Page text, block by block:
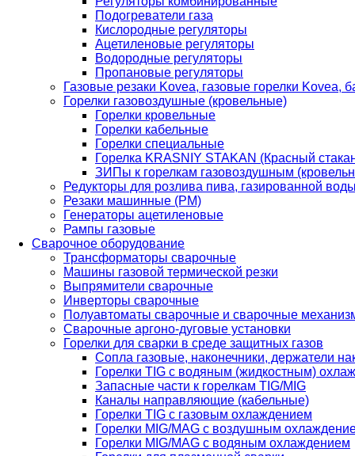
Подогреватели газа
Кислородные регуляторы
Ацетиленовые регуляторы
Водородные регуляторы
Пропановые регуляторы
Газовые резаки Kovea, газовые горелки Kovea,
Горелки газовоздушные (кровельные)
Горелки кровельные
Горелки кабельные
Горелки специальные
Горелка KRASNIY STAKAN (Красный
ЗИПы к горелкам газовоздушным
Редукторы для розлива пива, газированной
Резаки машинные (РМ)
Генераторы ацетиленовые
Рампы газовые
Сварочное оборудование
Трансформаторы сварочные
Машины газовой термической резки
Выпрямители сварочные
Инверторы сварочные
Полуавтоматы сварочные и сварочные
Сварочные аргоно-дуговые установки
Горелки для сварки в среде защитных газов
Сопла газовые, наконечники, держатели
Горелки TIG с водяным (жидкостным)
Запасные части к горелкам TIG/MIG
Каналы направляющие (кабельные)
Горелки TIG с газовым охлаждением
Горелки MIG/MAG с воздушным
Горелки MIG/MAG с водяным охлаждением